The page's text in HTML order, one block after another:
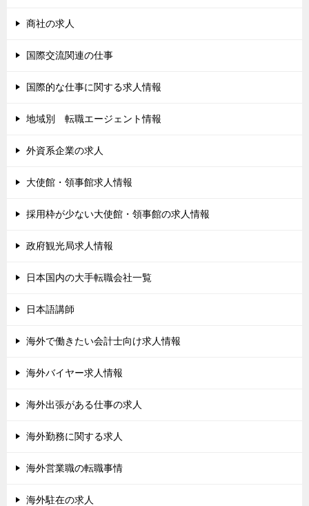
商社の求人
国際交流関連の仕事
国際的な仕事に関する求人情報
地域別 転職エージェント情報
外資系企業の求人
大使館・領事館求人情報
採用枠が少ない大使館・領事館の求人情報
政府観光局求人情報
日本国内の大手転職会社一覧
日本語講師
海外で働きたい会計士向け求人情報
海外バイヤー求人情報
海外出張がある仕事の求人
海外勤務に関する求人
海外営業職の転職事情
海外駐在の求人